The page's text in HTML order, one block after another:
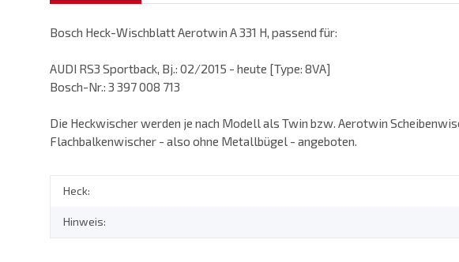
Bosch Heck-Wischblatt Aerotwin A 331 H, passend für:
AUDI RS3 Sportback, Bj.: 02/2015 - heute [Type: 8VA]
Bosch-Nr.: 3 397 008 713
Die Heckwischer werden je nach Modell als Twin bzw. Aerotwin
Flachbalkenwischer - also ohne Metallbügel - angeboten.
Heck:
Hinweis: